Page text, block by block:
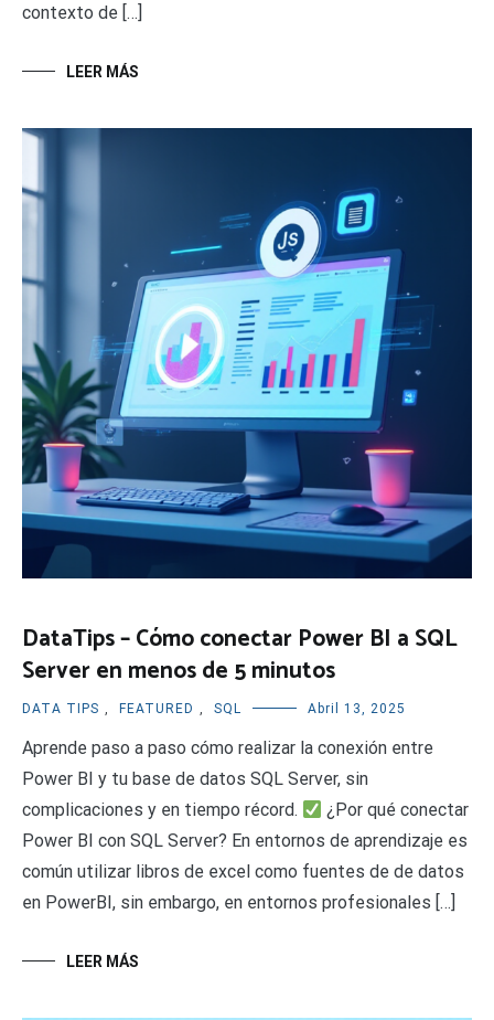
contexto de […]
LEER MÁS
DataTips – Cómo conectar Power BI a SQL
Server en menos de 5 minutos
DATA TIPS , FEATURED , SQL Abril 13, 2025
Aprende paso a paso cómo realizar la conexión entre
Power BI y tu base de datos SQL Server, sin
complicaciones y en tiempo récord.
¿Por qué conectar
Power BI con SQL Server? En entornos de aprendizaje es
común utilizar libros de excel como fuentes de de datos
en PowerBI, sin embargo, en entornos profesionales […]
LEER MÁS